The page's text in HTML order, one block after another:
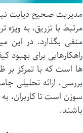
مدیریت صحیح دیابت
مرتبط با تزریق، به
منفی بگذارد. در این
ها است که با تمرکز
بررسی، ارائه تحلیلی
سوزن است تا کاربران، به
باشند.